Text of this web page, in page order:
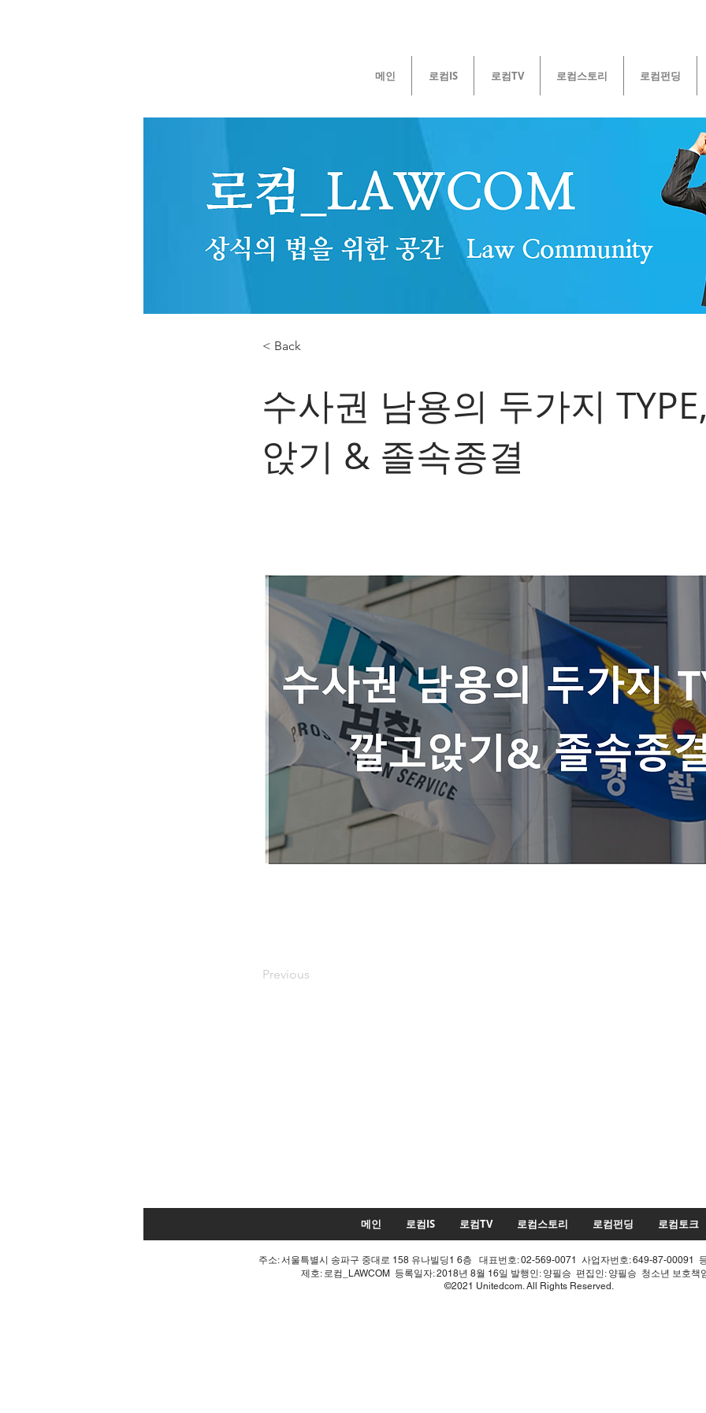
메인 로컴IS 로컴TV 로컴스토리 로컴펀딩
< Back
수사권 남용의 두가지
앉기 & 졸속종결
Previous
메인 로컴IS 로컴TV 로컴스토리 로컴펀딩 로컴토크
주소: 서울특별시 송파구 중대로 158 유나빌딩1 6층 대표번호: 02-569-0071 사업자번호: 649-87-00091
제호: 로컴_LAWCOM 등록일자: 2018년 8월 16일 발행인: 양필승 편집인: 양필승 청소년 보호
©2021 Unitedcom. All Rights Reserved.